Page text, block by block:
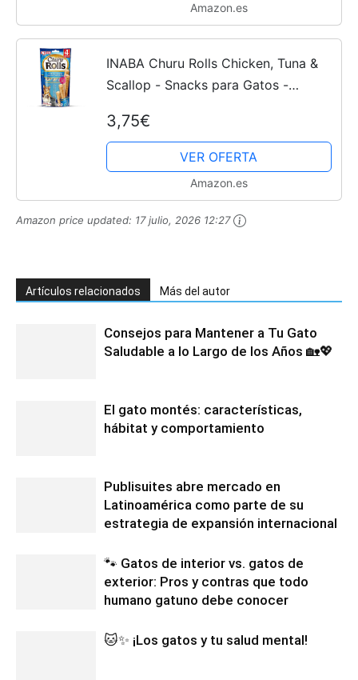
Amazon.es
INABA Churu Rolls Chicken, Tuna &
Scallop - Snacks para Gatos -
Golosinas Cremosas - Pequeña y
Práctica Porción Sabor Pollo,...
3,75€
VER OFERTA
Amazon.es
Amazon price updated: 17 julio, 2026 12:27
Artículos relacionados Más del autor
Consejos para Mantener a Tu Gato
Saludable a lo Largo de los Años 🏡💖
El gato montés: características,
hábitat y comportamiento
Publisuites abre mercado en
Latinoamérica como parte de su
estrategia de expansión internacional
🐾 Gatos de interior vs. gatos de
exterior: Pros y contras que todo
humano gatuno debe conocer
🐱✨ ¡Los gatos y tu salud mental!